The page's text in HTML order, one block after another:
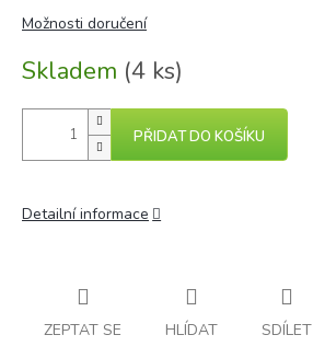
cena:
Skladem (4 ks)
Možnosti doručení
PŘIDAT DO KOŠÍKU
Detailní informace
ZEPTAT SE HLÍDAT SDÍLET